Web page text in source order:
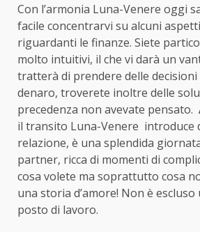
Con l’armonia Luna-Venere oggi
facile concentrarvi su alcuni
riguardanti le finanze. Siete
molto intuitivi, il che vi darà un
tratterà di prendere delle
denaro, troverete inoltre delle
precedenza non avevate pensato.
il transito Luna-Venere introduce
relazione, è una splendida
partner, ricca di momenti di
cosa volete ma soprattutto cosa
una storia d’amore! Non è
posto di lavoro.